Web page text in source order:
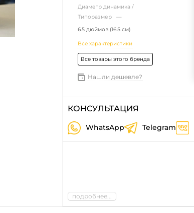
Диаметр динамика /
Типоразмер —
6.5 дюймов (16.5 см)
Все характеристики
Все товары этого бренда
Нашли дешевле?
КОНСУЛЬТАЦИЯ
WhatsApp Telegram
подробнее...